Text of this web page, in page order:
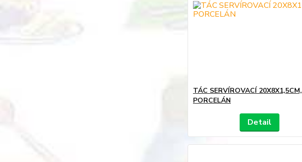
TÁC SERVÍROVACÍ 20X8X1,5CM,
PORCELÁN
Detail